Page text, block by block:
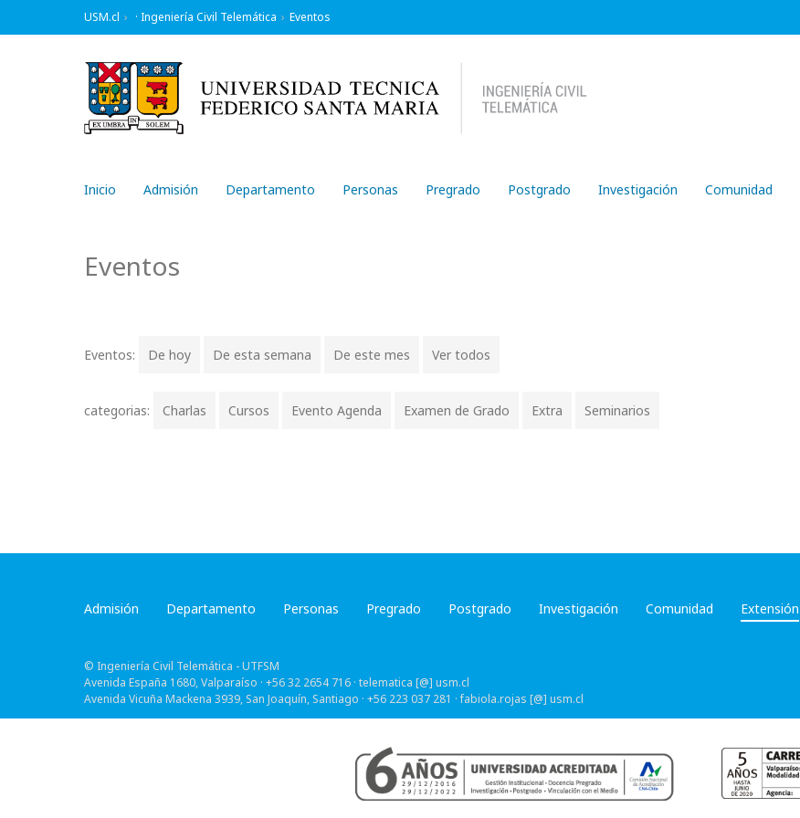
USM.cl · Ingeniería Civil Telemática Eventos
Inicio Admisión Departamento Personas Pregrado Postgrado Investigación Comunidad
Eventos
Eventos: De hoy De esta semana De este mes Ver todos
categorias: Charlas Cursos Evento Agenda Examen de Grado Extra Seminarios
Admisión Departamento Personas Pregrado Postgrado Investigación Comunidad Extensión
© Ingeniería Civil Telemática - UTFSM
Avenida España 1680, Valparaíso · +56 32 2654 716 · telematica [@] usm.cl
Avenida Vicuña Mackena 3939, San Joaquín, Santiago · +56 223 037 281 ·fabiola.rojas [@] usm.cl